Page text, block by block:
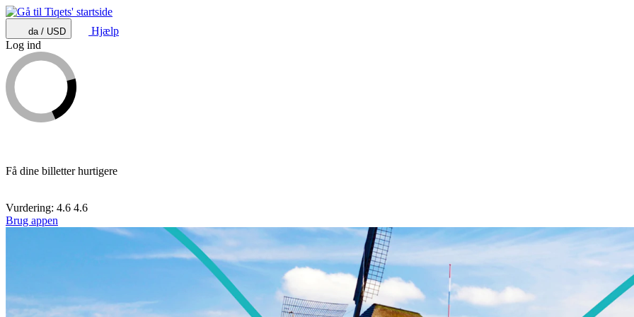
da / USD
Hjælp
Log ind
Få dine billetter hurtigere
Vurdering: 4.6 4.6
Brug appen